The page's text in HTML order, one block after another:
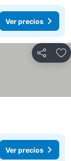
Ver precios
Compartir
Ver precios